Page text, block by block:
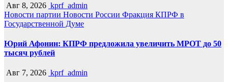
Авг 8, 2026 kprf_admin
Новости партии Новости России Фракция КПРФ в
Государственной Думе
Юрий Афонин: КПРФ предложила увеличить МРОТ до 50
тысяч рублей
Авг 7, 2026 kprf_admin